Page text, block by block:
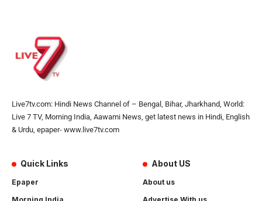
Live7tv.com: Hindi News Channel of – Bengal, Bihar, Jharkhand, World:
Live 7 TV, Morning India, Aawami News, get latest news in Hindi, English
& Urdu, epaper- www.live7tv.com
Quick Links
Epaper
About US
About us